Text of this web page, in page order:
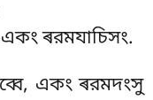
একং ৰরমযাচিসং.
একং ৰরমদংসু